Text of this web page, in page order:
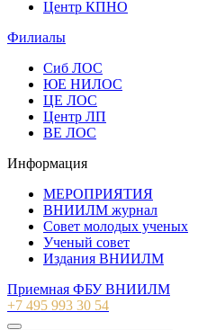
Центр КПНО
Филиалы
Сиб ЛОС
ЮЕ НИЛОС
ЦЕ ЛОС
Центр ЛП
ВЕ ЛОС
Информация
МЕРОПРИЯТИЯ
ВНИИЛМ журнал
Совет молодых ученых
Ученый совет
Издания ВНИИЛМ
Приемная ФБУ ВНИИЛМ
+7 495 993 30 54